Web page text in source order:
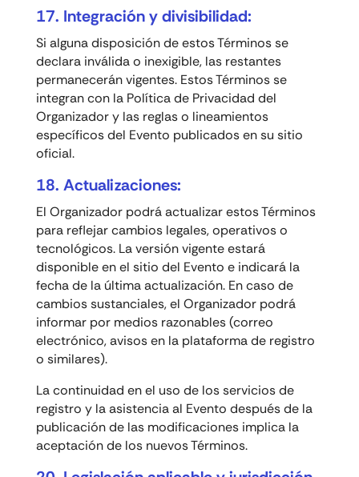
17. Integración y divisibilidad:
Si alguna disposición de estos Términos se
declara inválida o inexigible, las restantes
permanecerán vigentes. Estos Términos se
integran con la Política de Privacidad del
Organizador y las reglas o lineamientos
específicos del Evento publicados en su sitio
oficial.
18. Actualizaciones:
El Organizador podrá actualizar estos Términos
para reflejar cambios legales, operativos o
tecnológicos. La versión vigente estará
disponible en el sitio del Evento e indicará la
fecha de la última actualización. En caso de
cambios sustanciales, el Organizador podrá
informar por medios razonables (correo
electrónico, avisos en la plataforma de registro
o similares).
La continuidad en el uso de los servicios de
registro y la asistencia al Evento después de la
publicación de las modificaciones implica la
aceptación de los nuevos Términos.